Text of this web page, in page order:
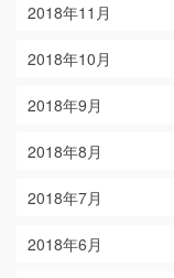
2018年11月
2018年10月
2018年9月
2018年8月
2018年7月
2018年6月